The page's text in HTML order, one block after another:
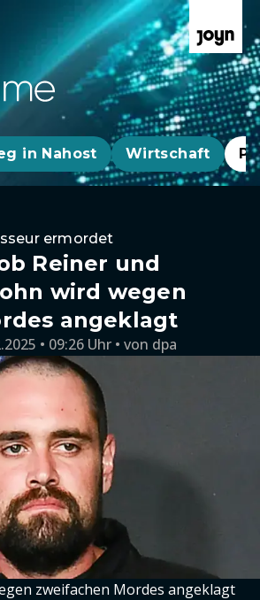
in Nahost Wirtschaft
ermordet
Reiner und
wird wegen
angeklagt
• 09:26 Uhr von dpa
zweifachen Mordes angeklagt